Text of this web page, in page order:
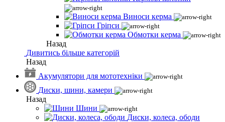
Виноси керма
Гріпси
Обмотки керма
Назад
Дивитись більше категорій
Назад
Акумулятори для мототехніки
Диски, шини, камери
Назад
Шини
Диски, колеса, ободи